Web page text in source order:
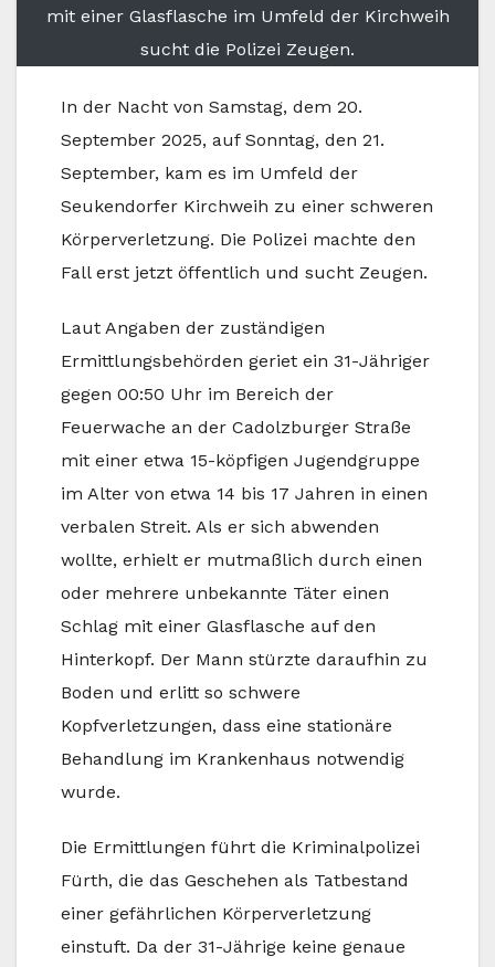
mit einer Glasflasche im Umfeld der Kirchweih
sucht die Polizei Zeugen.
In der Nacht von Samstag, dem 20.
September 2025, auf Sonntag, den 21.
September, kam es im Umfeld der
Seukendorfer Kirchweih zu einer schweren
Körperverletzung. Die Polizei machte den
Fall erst jetzt öffentlich und sucht Zeugen.
Laut Angaben der zuständigen
Ermittlungsbehörden geriet ein 31-Jähriger
gegen 00:50 Uhr im Bereich der
Feuerwache an der Cadolzburger Straße
mit einer etwa 15-köpfigen Jugendgruppe
im Alter von etwa 14 bis 17 Jahren in einen
verbalen Streit. Als er sich abwenden
wollte, erhielt er mutmaßlich durch einen
oder mehrere unbekannte Täter einen
Schlag mit einer Glasflasche auf den
Hinterkopf. Der Mann stürzte daraufhin zu
Boden und erlitt so schwere
Kopfverletzungen, dass eine stationäre
Behandlung im Krankenhaus notwendig
wurde.
Die Ermittlungen führt die Kriminalpolizei
Fürth, die das Geschehen als Tatbestand
einer gefährlichen Körperverletzung
einstuft. Da der 31-Jährige keine genaue